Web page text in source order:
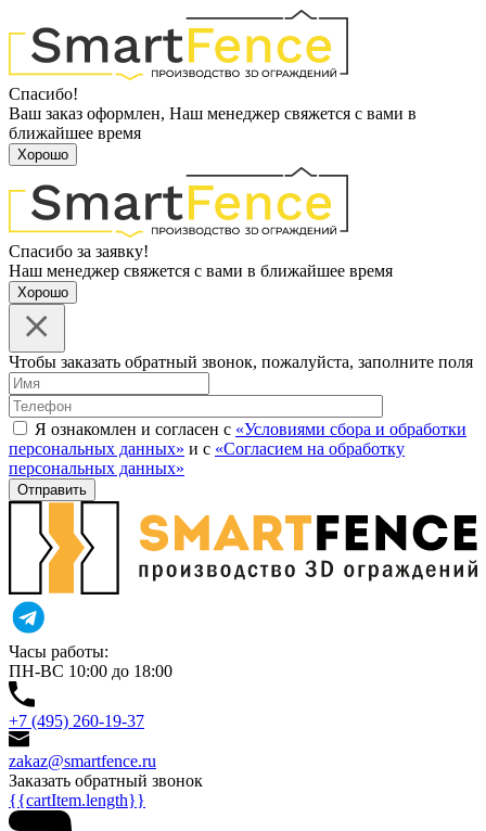
Спасибо!
Ваш заказ оформлен, Наш менеджер свяжется с вами в
ближайшее время
Хорошо
Спасибо за заявку!
Наш менеджер свяжется с вами в ближайшее время
Хорошо
Чтобы заказать обратный звонок, пожалуйста, заполните поля
Я ознакомлен и согласен с «Условиями сбора и обработки
персональных данных» и с «Согласием на обработку
персональных данных»
Отправить
Часы работы:
ПН-ВС 10:00 до 18:00
+7 (495) 260-19-37
zakaz@smartfence.ru
Заказать обратный звонок
{{cartItem.length}}